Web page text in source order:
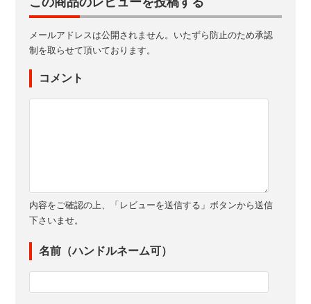
メールアドレスは公開されません。いたずら防止のため承認
制を取らせて頂いております。
コメント
内容をご確認の上、「レビューを送信する」ボタンから送信
下さいませ。
名前（ハンドルネーム可）